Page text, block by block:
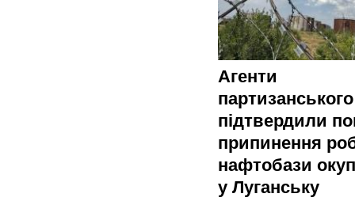
Агенти
підтвердили
припинення
нафтобази
у Луганську